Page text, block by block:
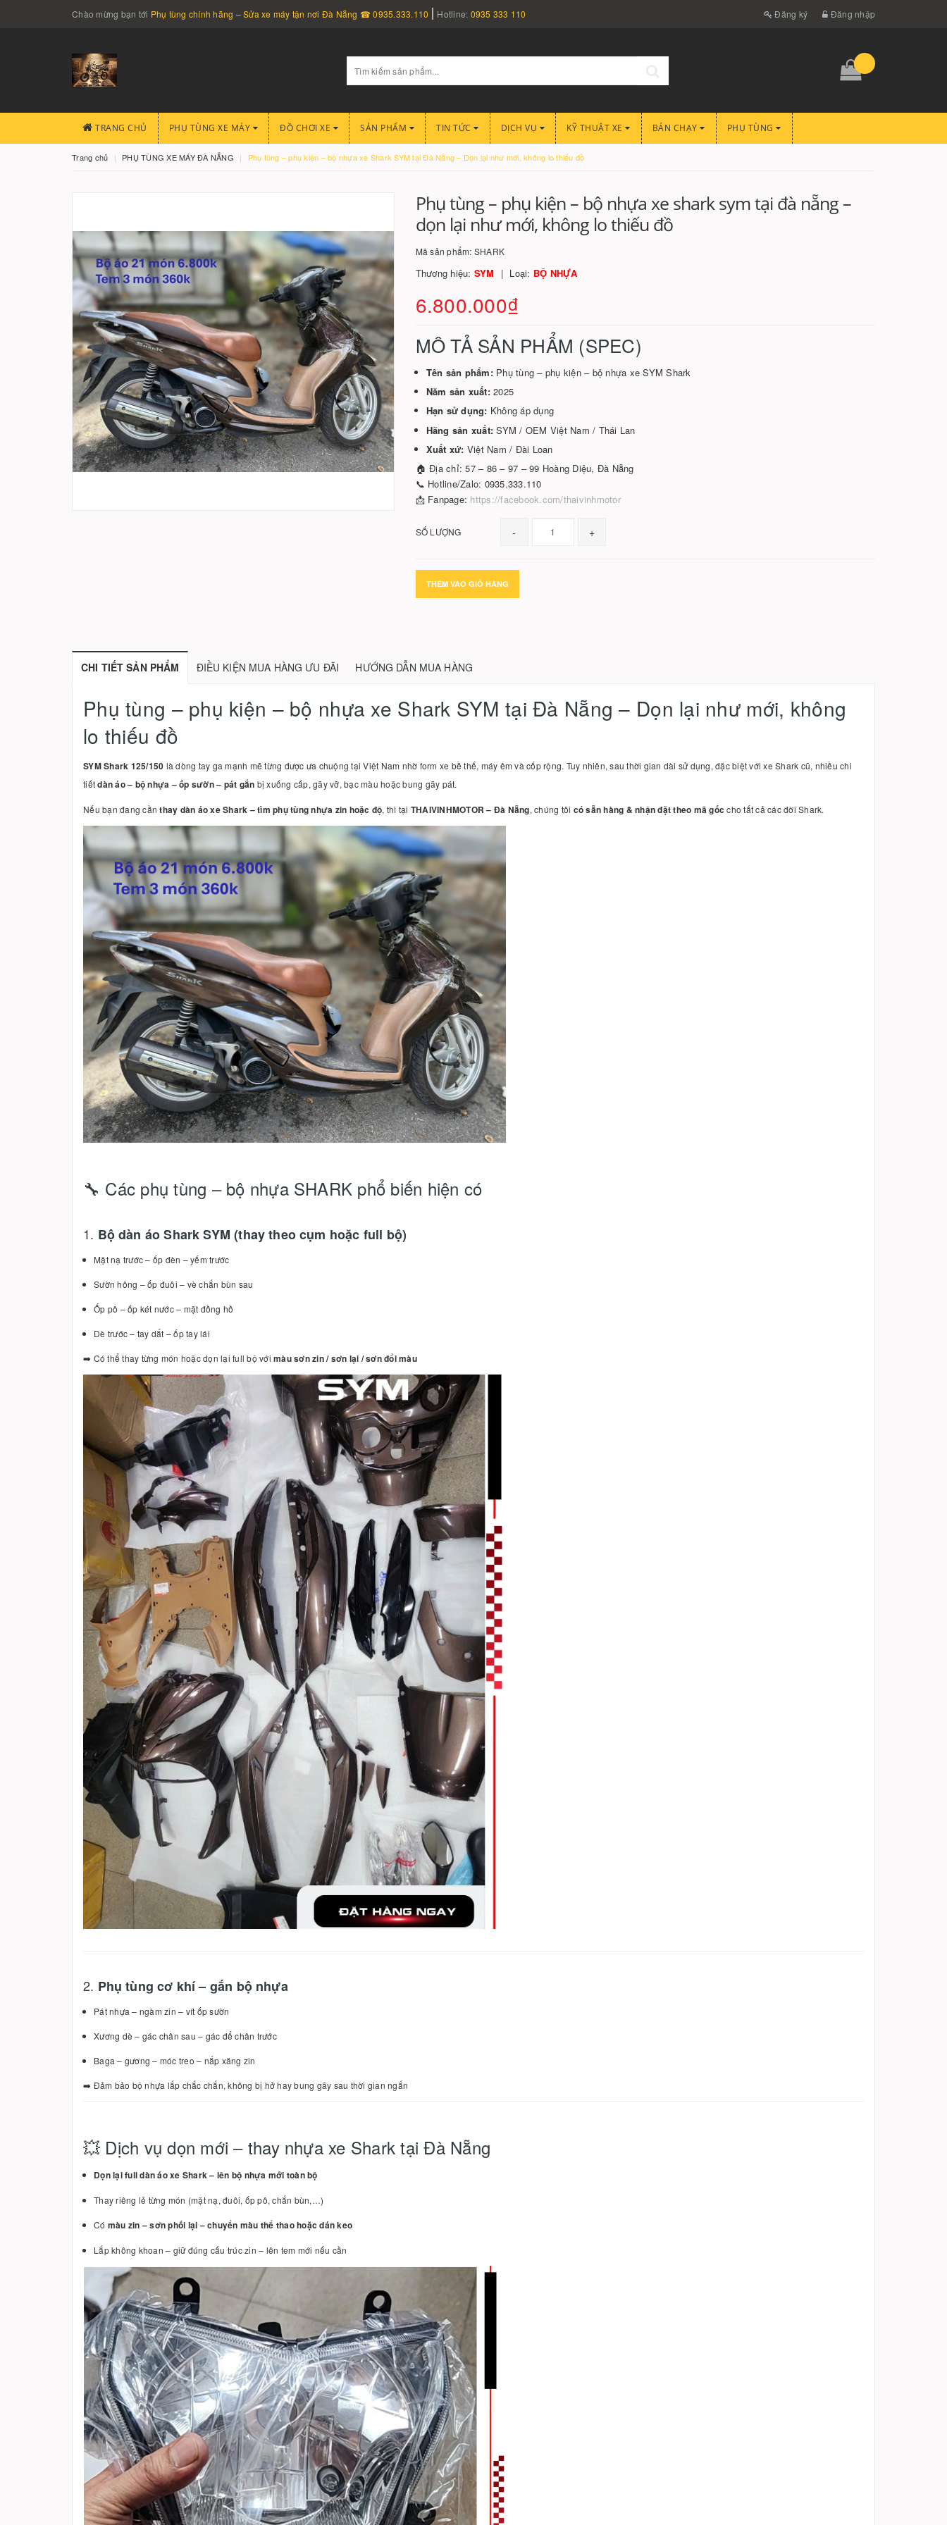
Chào mừng bạn tới Phụ tùng chính hãng – Sửa xe máy tận nơi Đà Nẵng ☎ 0935.333.110 Hotline: 0935 333 110 Đăng ký Đăng nhập
TRANG CHỦ PHỤ TÙNG XE MÁY ĐỒ CHƠI XE SẢN PHẨM TIN TỨC DỊCH VỤ KỸ THUẬT XE BÁN CHẠY PHỤ TÙNG
Trang chủ PHỤ TÙNG XE MÁY ĐÀ NẴNG Phụ tùng – phụ kiện – bộ nhựa xe Shark SYM tại Đà Nẵng – Dọn lại như mới, không lo thiếu đồ
Phụ tùng – phụ kiện – bộ nhựa xe shark sym tại đà nẵng –
dọn lại như mới, không lo thiếu đồ
Mã sản phẩm: SHARK
Thương hiệu: SYM Loại: BỘ NHỰA
6.800.000₫
MÔ TẢ SẢN PHẨM (SPEC)
Tên sản phẩm:Phụ tùng – phụ kiện – bộ nhựa xe SYM Shark
Năm sản xuất:2025
Hạn sử dụng: Không áp dụng
Hãng sản xuất: SYM / OEM Việt Nam / Thái Lan
Xuất xứ: Việt Nam / Đài Loan
🏠 Địa chỉ: 57 – 86 – 97 – 99 Hoàng Diệu, Đà Nẵng
📞 Hotline/Zalo: 0935.333.110
📩 Fanpage: https://facebook.com/thaivinhmotor
SỐ LƯỢNG - +
THÊM VÀO GIỎ HÀNG
CHI TIẾT SẢN PHẨM ĐIỀU KIỆN MUA HÀNG ƯU ĐÃI HƯỚNG DẪN MUA HÀNG
Phụ tùng – phụ kiện – bộ nhựa xe Shark SYM tại Đà Nẵng – Dọn lại như mới, không
lo thiếu đồ
SYM Shark 125/150 là dòng tay ga mạnh mẽ từng được ưa chuộng tại Việt Nam nhờ form xe bề thế, máy êm và cốp rộng. Tuy nhiên, sau thời gian dài sử dụng, đặc biệt với xe Shark cũ, nhiều chi
tiếtdàn áo – bộ nhựa – ốp sườn – pát gắn bị xuống cấp, gãy vỡ, bạc màu hoặc bung gãy pát.
Nếu bạn đang cầnthay dàn áo xe Shark – tìm phụ tùng nhựa zin hoặc độ, thì tại THAIVINHMOTOR – Đà Nẵng, chúng tôi có sẵn hàng & nhận đặt theo mã gốc cho tất cả các đời Shark.
🔧 Các phụ tùng – bộ nhựa SHARK phổ biến hiện có
1. Bộ dàn áo Shark SYM (thay theo cụm hoặc full bộ)
Mặt nạ trước – ốp đèn – yếm trước
Sườn hông – ốp đuôi – vè chắn bùn sau
Ốp pô – ốp két nước – mặt đồng hồ
Dè trước – tay dắt – ốp tay lái
➡️ Có thể thay từng món hoặc dọn lại full bộ với màu sơn zin / sơn lại / sơn đổi màu
2. Phụ tùng cơ khí – gắn bộ nhựa
Pát nhựa – ngàm zin – vít ốp sườn
Xương dè – gác chân sau – gác để chân trước
Baga – gương – móc treo – nắp xăng zin
➡️ Đảm bảo bộ nhựa lắp chắc chắn, không bị hở hay bung gãy sau thời gian ngắn
💥 Dịch vụ dọn mới – thay nhựa xe Shark tại Đà Nẵng
Dọn lại full dàn áo xe Shark – lên bộ nhựa mới toàn bộ
Thay riêng lẻ từng món (mặt nạ, đuôi, ốp pô, chắn bùn,…)
Có màu zin – sơn phối lại – chuyển màu thể thao hoặc dán keo
Lắp không khoan – giữ đúng cấu trúc zin – lên tem mới nếu cần